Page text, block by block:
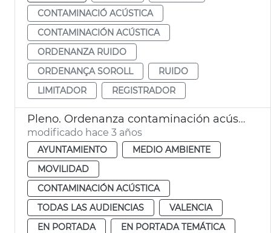
CONTAMINACIÓ ACÚSTICA
CONTAMINACIÓN ACÚSTICA
ORDENANZA RUIDO
ORDENANÇA SOROLL
RUIDO
LIMITADOR
REGISTRADOR
Pleno. Ordenanza contaminación acústica y Plan Director Bicicleta
modificado hace 3 años
AYUNTAMIENTO
MEDIO AMBIENTE
MOVILIDAD
CONTAMINACIÓN ACÚSTICA
TODAS LAS AUDIENCIAS
VALENCIA
EN PORTADA
EN PORTADA TEMÁTICA